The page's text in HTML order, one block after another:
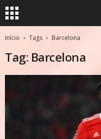
Início Tags Barcelona
Tag: Barcelona